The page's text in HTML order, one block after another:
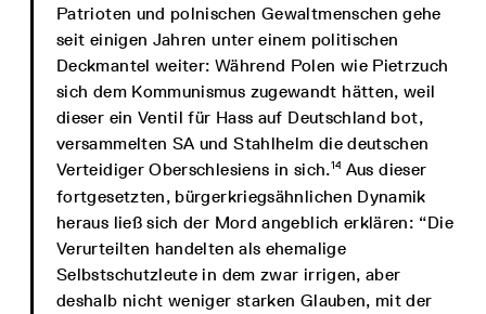
Patrioten und polnischen Gewaltmenschen gehe
seit einigen Jahren unter einem politischen
Deckmantel weiter: Während Polen wie Pietrzuch
sich dem Kommunismus zugewandt hätten, weil
dieser ein Ventil für Hass auf Deutschland bot,
versammelten SA und Stahlhelm die deutschen
Verteidiger Oberschlesiens in sich.14 Aus dieser
fortgesetzten, bürgerkriegsähnlichen Dynamik
heraus ließ sich der Mord angeblich erklären: “Die
Verurteilten handelten als ehemalige
Selbstschutzleute in dem zwar irrigen, aber
deshalb nicht weniger starken Glauben, mit der